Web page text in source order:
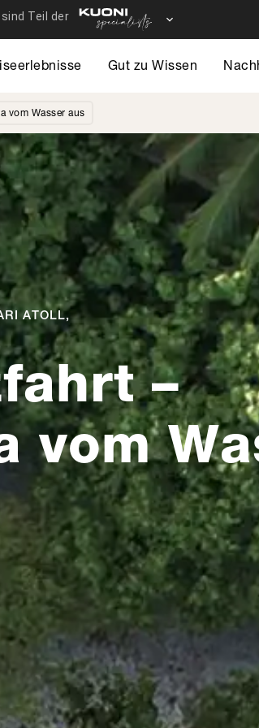
Gut zu Wissen
vom Wasser aus
–
vom
ATOLL,